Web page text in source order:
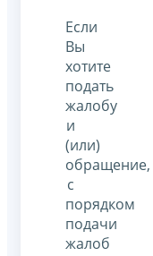
Если
Вы
хотите
подать
жалобу
и
(или)
обращение,
с
порядком
подачи
жалоб